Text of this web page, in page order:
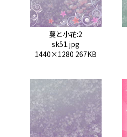
蔓と小花:2
sk51.jpg
1440×1280 267KB